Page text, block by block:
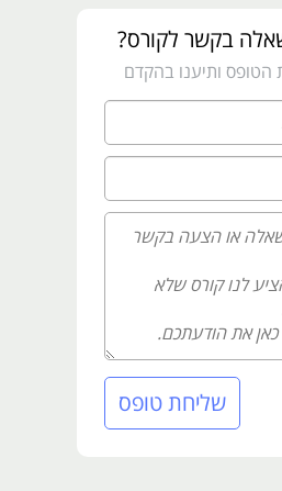
בקשר לקורס?
הטופס ותיענו בהקדם
שליחת טופס